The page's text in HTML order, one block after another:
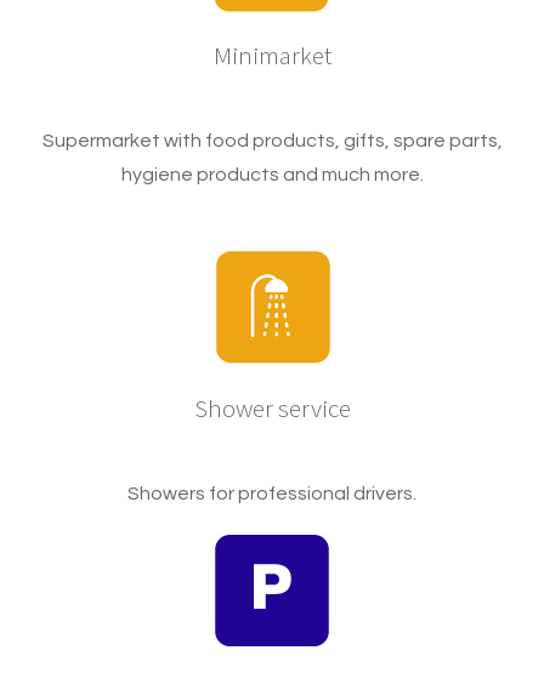
Minimarket
Supermarket with food products, gifts, spare parts,
hygiene products and much more.
Shower service
Showers for professional drivers.